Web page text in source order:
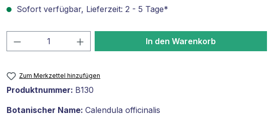
Sofort verfügbar, Lieferzeit: 2 - 5 Tage*
Produkt Anzahl: Gib den gewünschten Wert
In den Warenkorb
Zum Merkzettel hinzufügen
Produktnummer: B130
Botanischer Name: Calendula officinalis